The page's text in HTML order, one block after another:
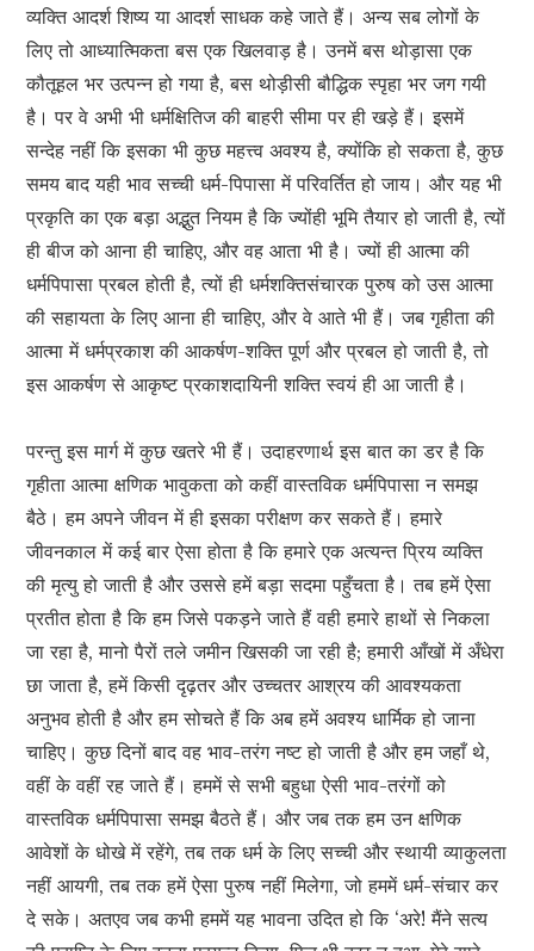
व्यक्ति आदर्श शिष्य या आदर्श साधक कहे जाते हैं। अन्य सब लोगों के
लिए तो आध्यात्मिकता बस एक खिलवाड़ है। उनमें बस थोड़ासा एक
कौतूहल भर उत्पन्न हो गया है, बस थोड़ीसी बौद्धिक स्पृहा भर जग गयी
है। पर वे अभी भी धर्मक्षितिज की बाहरी सीमा पर ही खड़े हैं। इसमें
सन्देह नहीं कि इसका भी कुछ महत्त्व अवश्य है, क्योंकि हो सकता है, कुछ
समय बाद यही भाव सच्ची धर्म-पिपासा में परिवर्तित हो जाय। और यह भी
प्रकृति का एक बड़ा अद्भुत नियम है कि ज्योंही भूमि तैयार हो जाती है, त्यों
ही बीज को आना ही चाहिए, और वह आता भी है। ज्यों ही आत्मा की
धर्मपिपासा प्रबल होती है, त्यों ही धर्मशक्तिसंचारक पुरुष को उस आत्मा
की सहायता के लिए आना ही चाहिए, और वे आते भी हैं। जब गृहीता की
आत्मा में धर्मप्रकाश की आकर्षण-शक्ति पूर्ण और प्रबल हो जाती है, तो
इस आकर्षण से आकृष्ट प्रकाशदायिनी शक्ति स्वयं ही आ जाती है।
परन्तु इस मार्ग में कुछ खतरे भी हैं। उदाहरणार्थ इस बात का डर है कि
गृहीता आत्मा क्षणिक भावुकता को कहीं वास्तविक धर्मपिपासा न समझ
बैठे। हम अपने जीवन में ही इसका परीक्षण कर सकते हैं। हमारे
जीवनकाल में कई बार ऐसा होता है कि हमारे एक अत्यन्त प्रिय व्यक्ति
की मृत्यु हो जाती है और उससे हमें बड़ा सदमा पहुँचता है। तब हमें ऐसा
प्रतीत होता है कि हम जिसे पकड़ने जाते हैं वही हमारे हाथों से निकला
जा रहा है, मानो पैरों तले जमीन खिसकी जा रही है; हमारी आँखों में अँधेरा
छा जाता है, हमें किसी दृढ़तर और उच्चतर आश्रय की आवश्यकता
अनुभव होती है और हम सोचते हैं कि अब हमें अवश्य धार्मिक हो जाना
चाहिए। कुछ दिनों बाद वह भाव-तरंग नष्ट हो जाती है और हम जहाँ थे,
वहीं के वहीं रह जाते हैं। हममें से सभी बहुधा ऐसी भाव-तरंगों को
वास्तविक धर्मपिपासा समझ बैठते हैं। और जब तक हम उन क्षणिक
आवेशों के धोखे में रहेंगे, तब तक धर्म के लिए सच्ची और स्थायी व्याकुलता
नहीं आयगी, तब तक हमें ऐसा पुरुष नहीं मिलेगा, जो हममें धर्म-संचार कर
दे सके। अतएव जब कभी हममें यह भावना उदित हो कि ‘अरे! मैंने सत्य